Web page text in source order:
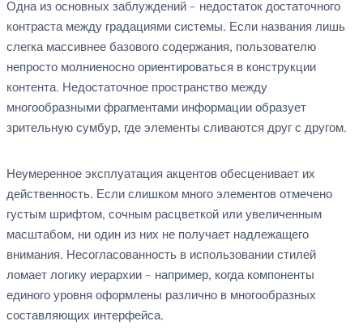
Одна из основных заблуждений – недостаток достаточного
контраста между градациями системы. Если названия лишь
слегка массивнее базового содержания, пользователю
непросто молниеносно ориентироваться в конструкции
контента. Недостаточное пространство между
многообразными фрагментами информации образует
зрительную сумбур, где элементы сливаются друг с другом.
Неумеренное эксплуатация акцентов обесценивает их
действенность. Если слишком много элементов отмечено
густым шрифтом, сочным расцветкой или увеличенным
масштабом, ни один из них не получает надлежащего
внимания. Несогласованность в использовании стилей
ломает логику иерархии – например, когда компоненты
единого уровня оформлены различно в многообразных
составляющих интерфейса.